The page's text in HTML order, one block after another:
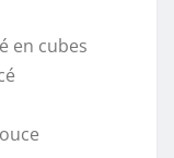
en cubes